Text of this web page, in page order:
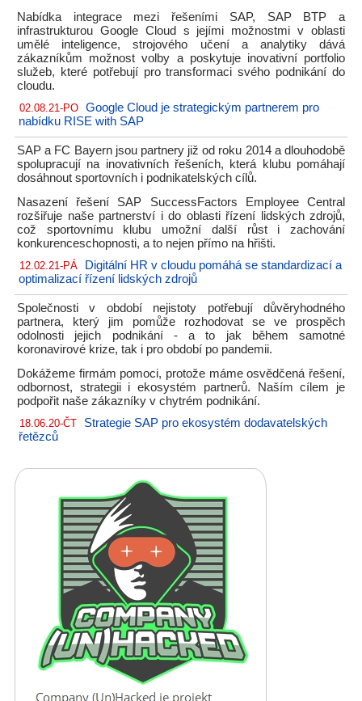
Nabídka integrace mezi řešeními SAP, SAP BTP a
infrastrukturou Google Cloud s jejími možnostmi v oblasti
umělé inteligence, strojového učení a analytiky dává
zákazníkům možnost volby a poskytuje inovativní portfolio
služeb, které potřebují pro transformaci svého podnikání do
cloudu.
02.08.21-PO Google Cloud je strategickým partnerem pro
nabídku RISE with SAP
SAP a FC Bayern jsou partnery již od roku 2014 a dlouhodobě
spolupracují na inovativních řešeních, která klubu pomáhají
dosáhnout sportovních i podnikatelských cílů.
Nasazení řešení SAP SuccessFactors Employee Central
rozšiřuje naše partnerství i do oblasti řízení lidských zdrojů,
což sportovnímu klubu umožní další růst i zachování
konkurenceschopnosti, a to nejen přímo na hřišti.
12.02.21-PÁ
Digitální HR v cloudu pomáhá se standardizací a
optimalizací řízení lidských zdrojů
Společnosti v období nejistoty potřebují důvěryhodného
partnera, který jim pomůže rozhodovat se ve prospěch
odolnosti jejich podnikání - a to jak během samotné
koronavirové krize, tak i pro období po pandemii.
Dokážeme firmám pomoci, protože máme osvědčená řešení,
odbornost, strategii i ekosystém partnerů. Naším cílem je
podpořit naše zákazníky v chytrém podnikání.
18.06.20-ČT
Strategie SAP pro ekosystém dodavatelských
řetězců